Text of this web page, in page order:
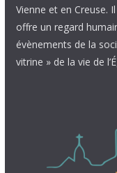
Vienne et en Creuse.
offre un regard
évènements de la
vitrine » de la vie de